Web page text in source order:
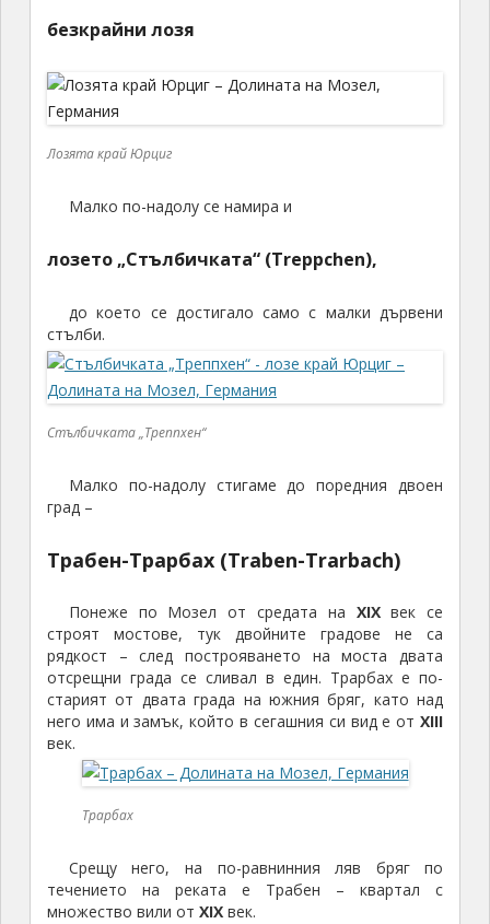
безкрайни лозя
Лозята край Юрциг
Малко по-надолу се намира и
лозето „Стълбичката“ (Treppchen),
до което се достигало само с малки дървени
стълби.
Стълбичката „Треппхен“
Малко по-надолу стигаме до поредния двоен
град –
Трабен-Трарбах (Traben-Trarbach)
Понеже по Мозел от средата на XIXвек се
строят мостове, тук двойните градове не са
рядкост – след построяването на моста двата
отсрещни града се сливал в един. Трарбах е по-
старият от двата града на южния бряг, като над
него има и замък, който в сегашния си вид е отXIII
век.
Трарбах
Срещу него, на по-равнинния ляв бряг по
течението на реката е Трабен – квартал с
множество вили от XIXвек.